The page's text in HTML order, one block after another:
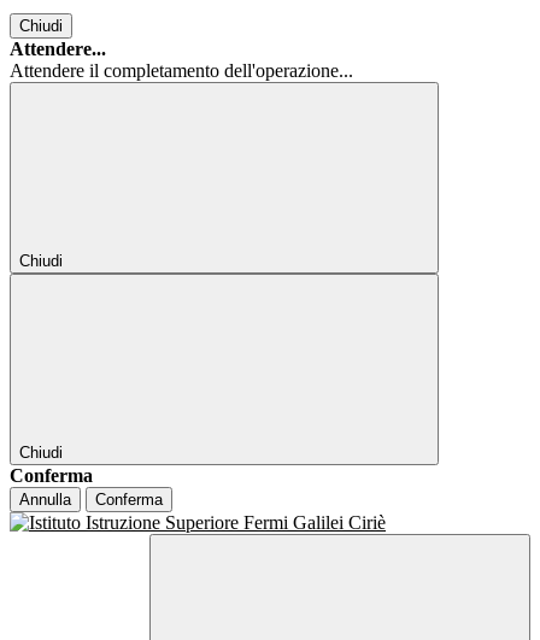
Chiudi
Attendere...
Attendere il completamento dell'operazione...
Chiudi
Chiudi
Conferma
Annulla Conferma